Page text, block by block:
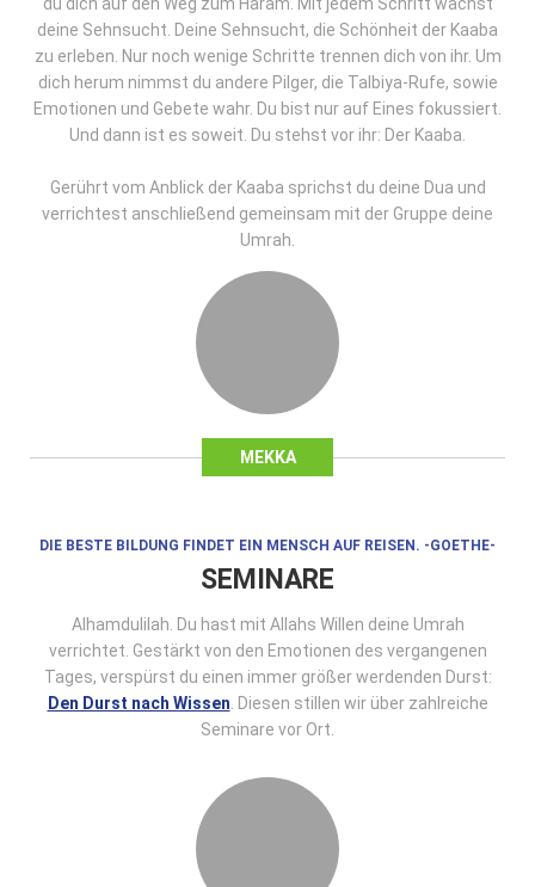
MEKKA
deine Sehnsucht. Deine Sehnsucht, die Schönheit der Kaaba
zu erleben. Nur noch wenige Schritte trennen dich von ihr. Um
dich herum nimmst du andere Pilger, die Talbiya-Rufe, sowie
Emotionen und Gebete wahr. Du bist nur auf Eines fokussiert.
Und dann ist es soweit. Du stehst vor ihr: Der Kaaba.
Gerührt vom Anblick der Kaaba sprichst du deine Dua und
verrichtest anschließend gemeinsam mit der Gruppe deine
Umrah.
DIE BESTE BILDUNG FINDET EIN MENSCH AUF REISEN. -GOETHE-
SEMINARE
Alhamdulilah. Du hast mit Allahs Willen deine Umrah
verrichtet. Gestärkt von den Emotionen des vergangenen
Tages, verspürst du einen immer größer werdenden Durst:
Den Durst nach Wissen . Diesen stillen wir über zahlreiche
Seminare vor Ort.